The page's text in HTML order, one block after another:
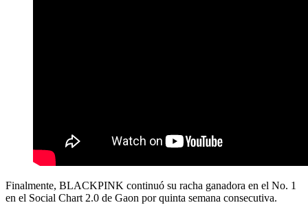
Finalmente, BLACKPINK continuó su racha ganadora en el No. 1
en el Social Chart 2.0 de Gaon por quinta semana consecutiva.